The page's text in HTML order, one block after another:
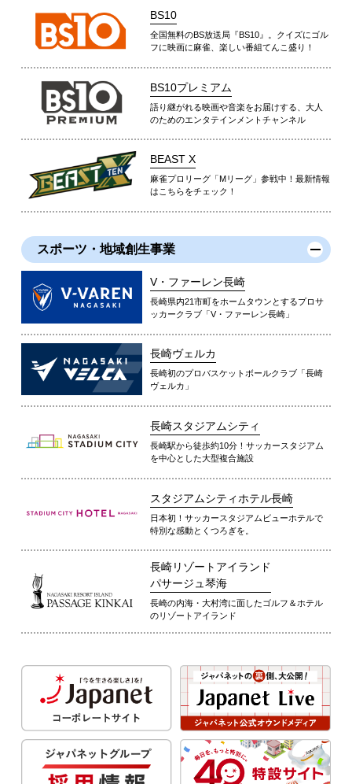
BS10
全国無料のBS放送局『BS10』。クイズにゴル
フに映画に麻雀、楽しい番組てんこ盛り！
BS10プレミアム
語り継がれる映画や音楽をお届けする、大人
のためのエンタテインメントチャンネル
BEAST X
麻雀プロリーグ「Mリーグ」参戦中！最新情報
はこちらをチェック！
スポーツ・地域創生事業
V・ファーレン長崎
長崎県内21市町をホームタウンとするプロサ
ッカークラブ「V・ファーレン長崎」
長崎ヴェルカ
長崎初のプロバスケットボールクラブ「長崎
ヴェルカ」
長崎スタジアムシティ
長崎駅から徒歩約10分！サッカースタジアム
を中心とした大型複合施設
スタジアムシティホテル長崎
日本初！サッカースタジアムビューホテルで
特別な感動とくつろぎを。
長崎リゾートアイランド
パサージュ琴海
長崎の内海・大村湾に面したゴルフ＆ホテル
のリゾートアイランド